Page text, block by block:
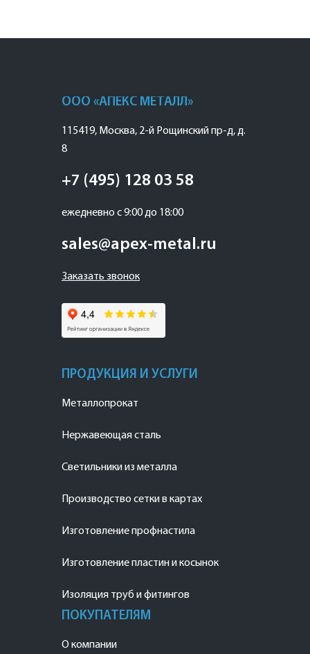
ООО «АПЕКС МЕТАЛЛ»
115419, Москва, 2-й Рощинский пр-д, д.
8
+7 (495) 128 03 58
ежедневно с 9:00 до 18:00
sales@apex-metal.ru
Заказать звонок
ПРОДУКЦИЯ И УСЛУГИ
Металлопрокат
Нержавеющая сталь
Светильники из металла
Производство сетки в картах
Изготовление профнастила
Изготовление пластин и косынок
Изоляция труб и фитингов
ПОКУПАТЕЛЯМ
О компании